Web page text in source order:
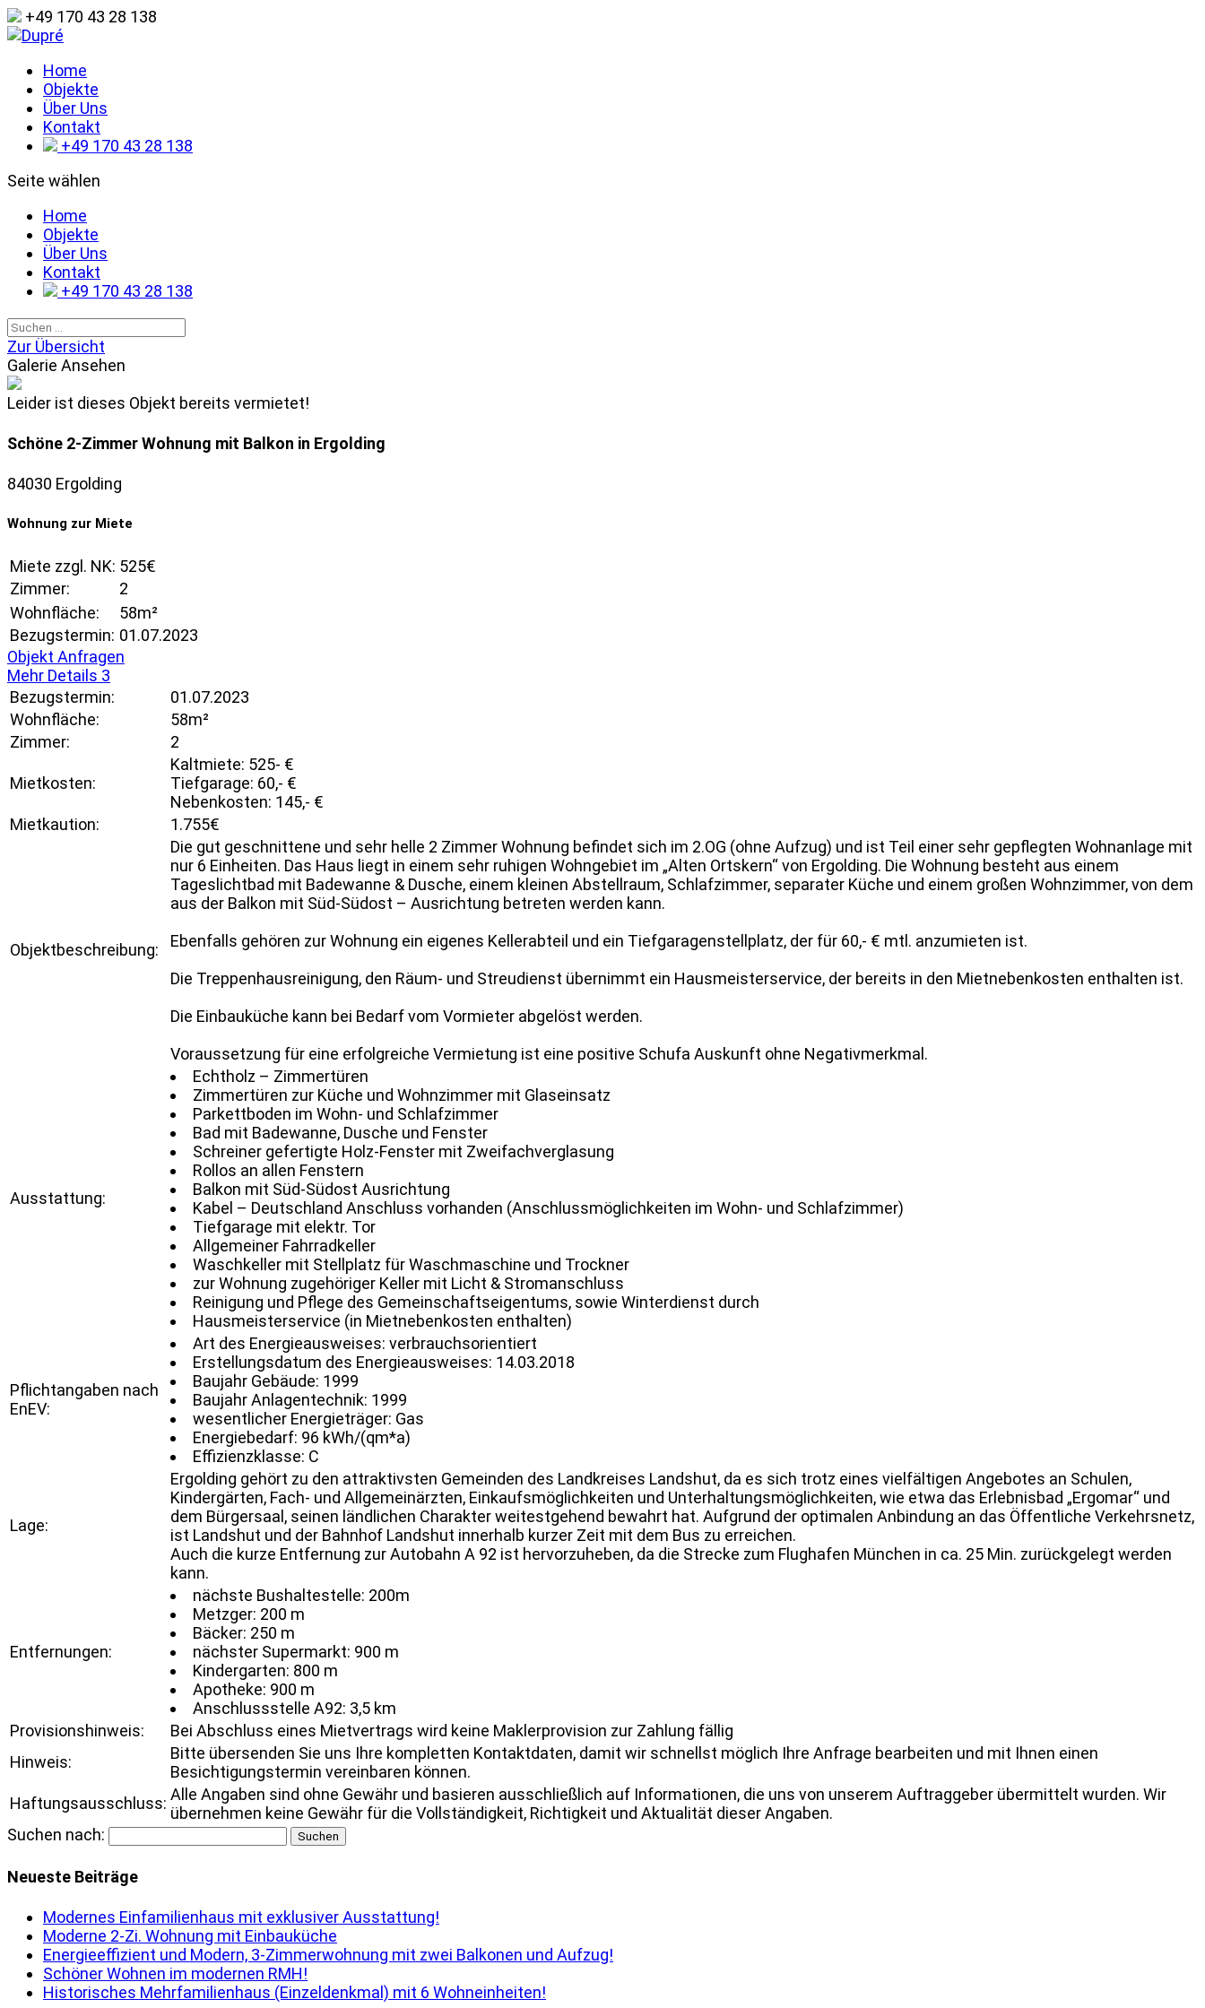
+49 170 43 28 138
Home
Objekte
Über Uns
Kontakt
+49 170 43 28 138
Seite wählen
Home
Objekte
Über Uns
Kontakt
+49 170 43 28 138
Zur Übersicht
Galerie Ansehen
Leider ist dieses Objekt bereits vermietet!
Schöne 2-Zimmer Wohnung mit Balkon in Ergolding
84030 Ergolding
Wohnung zur Miete
Miete zzgl. NK: 525€
Zimmer:
2
Wohnfläche:
58m²
Bezugstermin: 01.07.2023
Objekt Anfragen
Mehr Details 3
Bezugstermin:
01.07.2023
Wohnfläche:
58m²
Zimmer:
2
Mietkosten:
Kaltmiete: 525- €
Tiefgarage: 60,- €
Nebenkosten: 145,- €
Mietkaution:
1.755€
Objektbeschreibung:
Die gut geschnittene und sehr helle 2 Zimmer Wohnung befindet sich im 2.OG (ohne Aufzug) und ist Teil einer sehr gepflegten Wohnanlage mit
nur 6 Einheiten. Das Haus liegt in einem sehr ruhigen Wohngebiet im „Alten Ortskern“ von Ergolding. Die Wohnung besteht aus einem
Tageslichtbad mit Badewanne & Dusche, einem kleinen Abstellraum, Schlafzimmer, separater Küche und einem großen Wohnzimmer, von dem
aus der Balkon mit Süd-Südost – Ausrichtung betreten werden kann.
Ebenfalls gehören zur Wohnung ein eigenes Kellerabteil und ein Tiefgaragenstellplatz, der für 60,- € mtl. anzumieten ist.
Die Treppenhausreinigung, den Räum- und Streudienst übernimmt ein Hausmeisterservice, der bereits in den Mietnebenkosten enthalten ist.
Die Einbauküche kann bei Bedarf vom Vormieter abgelöst werden.
Voraussetzung für eine erfolgreiche Vermietung ist eine positive Schufa Auskunft ohne Negativmerkmal.
Ausstattung:
Echtholz – Zimmertüren
Zimmertüren zur Küche und Wohnzimmer mit Glaseinsatz
Parkettboden im Wohn- und Schlafzimmer
Bad mit Badewanne, Dusche und Fenster
Schreiner gefertigte Holz-Fenster mit Zweifachverglasung
Rollos an allen Fenstern
Balkon mit Süd-Südost Ausrichtung
Kabel – Deutschland Anschluss vorhanden (Anschlussmöglichkeiten im Wohn- und Schlafzimmer)
Tiefgarage mit elektr. Tor
Allgemeiner Fahrradkeller
Waschkeller mit Stellplatz für Waschmaschine und Trockner
zur Wohnung zugehöriger Keller mit Licht & Stromanschluss
Reinigung und Pflege des Gemeinschaftseigentums, sowie Winterdienst durch
Hausmeisterservice (in Mietnebenkosten enthalten)
Pflichtangaben nach
EnEV:
Art des Energieausweises: verbrauchsorientiert
Erstellungsdatum des Energieausweises: 14.03.2018
Baujahr Gebäude: 1999
Baujahr Anlagentechnik: 1999
wesentlicher Energieträger: Gas
Energiebedarf: 96 kWh/(qm*a)
Effizienzklasse: C
Lage:
Ergolding gehört zu den attraktivsten Gemeinden des Landkreises Landshut, da es sich trotz eines vielfältigen Angebotes an Schulen,
Kindergärten, Fach- und Allgemeinärzten, Einkaufsmöglichkeiten und Unterhaltungsmöglichkeiten, wie etwa das Erlebnisbad „Ergomar“ und
dem Bürgersaal, seinen ländlichen Charakter weitestgehend bewahrt hat. Aufgrund der optimalen Anbindung an das Öffentliche Verkehrsnetz,
ist Landshut und der Bahnhof Landshut innerhalb kurzer Zeit mit dem Bus zu erreichen.
Auch die kurze Entfernung zur Autobahn A 92 ist hervorzuheben, da die Strecke zum Flughafen München in ca. 25 Min. zurückgelegt werden
kann.
Entfernungen:
nächste Bushaltestelle: 200m
Metzger: 200 m
Bäcker: 250 m
nächster Supermarkt: 900 m
Kindergarten: 800 m
Apotheke: 900 m
Anschlussstelle A92: 3,5 km
Provisionshinweis:
Bei Abschluss eines Mietvertrags wird keine Maklerprovision zur Zahlung fällig
Hinweis:
Bitte übersenden Sie uns Ihre kompletten Kontaktdaten, damit wir schnellst möglich Ihre Anfrage bearbeiten und mit Ihnen einen
Besichtigungstermin vereinbaren können.
Haftungsausschluss: Alle Angaben sind ohne Gewähr und basieren ausschließlich auf Informationen, die uns von unserem Auftraggeber übermittelt wurden. Wir
übernehmen keine Gewähr für die Vollständigkeit, Richtigkeit und Aktualität dieser Angaben.
Suchen nach:
Neueste Beiträge
Modernes Einfamilienhaus mit exklusiver Ausstattung!
Moderne 2-Zi. Wohnung mit Einbauküche
Energieeffizient und Modern, 3-Zimmerwohnung mit zwei Balkonen und Aufzug!
Schöner Wohnen im modernen RMH!
Historisches Mehrfamilienhaus (Einzeldenkmal) mit 6 Wohneinheiten!